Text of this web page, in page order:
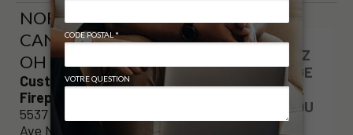
NORTH
CANTON,
OH
Custom
Fireplace Shop
5537 Whipple
Ave NW
VISITEZ
LA PAGE
DE LA
BOUTIQU
E